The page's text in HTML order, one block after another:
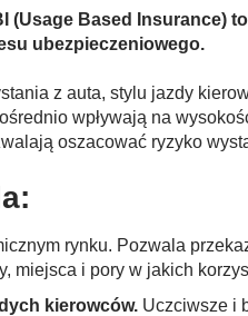
(Usage Based
ubezpieczeniowego.
z auta, stylu jazdy
wpływają na
oszacować ryzyko
rynku. Pozwala
miejsca i pory w jakich
kierowców. Uczciwsze i